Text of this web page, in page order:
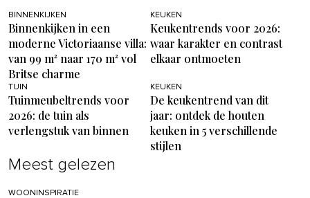
BINNENKIJKEN
Binnenkijken in een
moderne Victoriaanse villa:
van 99 m² naar 170 m² vol
Britse charme
KEUKEN
Keukentrends voor 2026:
waar karakter en contrast
elkaar ontmoeten
TUIN
Tuinmeubeltrends voor
2026: de tuin als
verlengstuk van binnen
KEUKEN
De keukentrend van dit
jaar: ontdek de houten
keuken in 5 verschillende
stijlen
Meest gelezen
WOONINSPIRATIE